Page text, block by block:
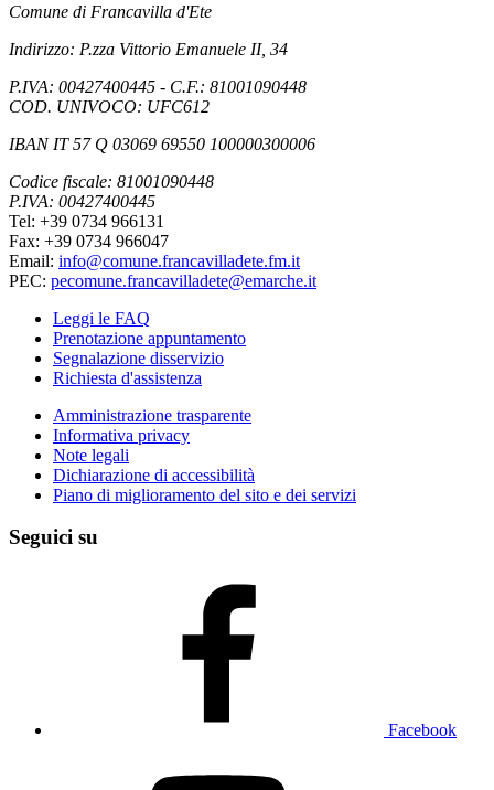
Comune di Francavilla d'Ete
Indirizzo: P.zza Vittorio Emanuele II, 34
P.IVA: 00427400445 - C.F.: 81001090448
COD. UNIVOCO: UFC612
IBAN IT 57 Q 03069 69550 100000300006
Codice fiscale: 81001090448
P.IVA: 00427400445
Tel: +39 0734 966131
Fax: +39 0734 966047
Email: info@comune.francavilladete.fm.it
PEC: pecomune.francavilladete@emarche.it
Leggi le FAQ
Prenotazione appuntamento
Segnalazione disservizio
Richiesta d'assistenza
Amministrazione trasparente
Informativa privacy
Note legali
Dichiarazione di accessibilità
Piano di miglioramento del sito e dei servizi
Seguici su
Facebook